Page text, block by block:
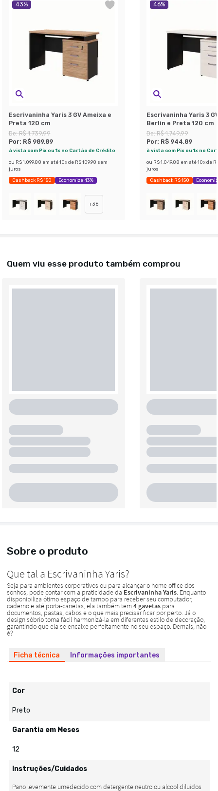
43%
Escrivaninha Yaris 3 GV Ameixa e
Preta 120 cm
De:R$ 1.739,99
Por: R$ 989,89
à vista com Pix ou 1x no Cartão de Crédito
ou R$ 1.099,88 em até 10x de R$ 109,98 sem
juros
Cashback R$ 150 Economize 43%
+36
46%
Escrivaninha Yaris 3
Berlin e Preta 120 cm
De:R$ 1.749,99
Por: R$ 944,89
à vista com Pix ou 1x no
ou R$ 1.049,88 em até 10x de
juros
Cashback R$ 150
Quem viu esse produto também comprou
Sobre o produto
Ficha técnica Informações importantes
Cor
Preto
Garantia em Meses
12
Instruções/Cuidados